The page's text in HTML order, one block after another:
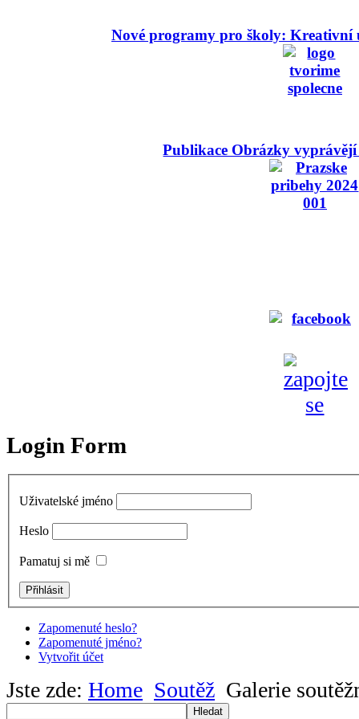
Nové programy pro školy: Kreativní
Publikace Obrázky
Login Form
Uživatelské jméno
Heslo
Pamatuj si mě
Zapomenuté heslo?
Zapomenuté jméno?
Vytvořit účet
Jste zde: Home Soutěž Galerie
Hledat